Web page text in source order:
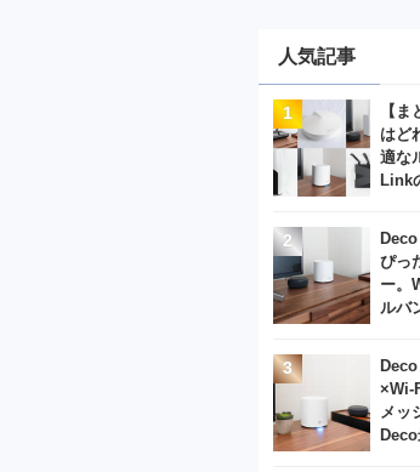
人気記事
【
はど
適な
Link
ぴっ
ー。
ルバ
×Wi-
メッ